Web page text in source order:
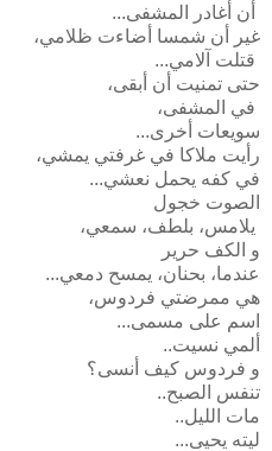
أن أغادر المشفى...
غير أن شمسا أضاءت ظلامي،
قتلت آلامي...
حتى تمنيت أن أبقى،
في المشفى،
سويعات أخرى...
رأيت ملاكا في غرفتي يمشي،
في كفه يحمل نعشي...
الصوت خجول
يلامس، بلطف، سمعي،
و الكف حرير
عندما، بحنان، يمسح دمعي...
هي ممرضتي فردوس،
اسم على مسمى...
ألمي نسيت..
و فردوس كيف أنسى؟
تنفس الصبح..
مات الليل..
ليته يحيى...